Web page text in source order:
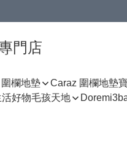
門店
欄地墊 Caraz 圍欄地墊
好物毛孩天地